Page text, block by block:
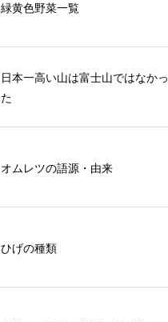
緑黄色野菜一覧
日本一高い山は富士山ではなかっ
た
オムレツの語源・由来
ひげの種類